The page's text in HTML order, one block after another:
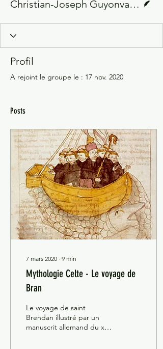
Christian-Joseph Guyonvarc'h
Profil
A rejoint le groupe le : 17 nov. 2020
Posts
7 mars 2020 ∙ 9 min
Mythologie Celte - Le voyage de
Bran
Le voyage de saint
Brendan illustré par un
manuscrit allemand du xve